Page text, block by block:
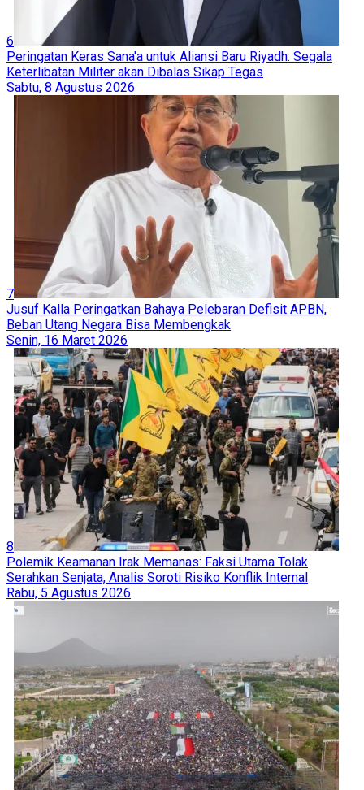
6
Peringatan Keras Sana'a untuk Aliansi Baru Riyadh: Segala
Keterlibatan Militer akan Dibalas Sikap Tegas
Sabtu, 8 Agustus 2026
7
Jusuf Kalla Peringatkan Bahaya Pelebaran Defisit APBN,
Beban Utang Negara Bisa Membengkak
Senin, 16 Maret 2026
8
Polemik Keamanan Irak Memanas: Faksi Utama Tolak
Serahkan Senjata, Analis Soroti Risiko Konflik Internal
Rabu, 5 Agustus 2026